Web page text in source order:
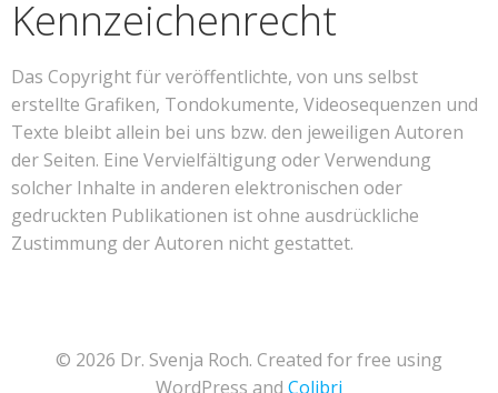
Kennzeichenrecht
Das Copyright für veröffentlichte, von uns selbst
erstellte Grafiken, Tondokumente, Videosequenzen und
Texte bleibt allein bei uns bzw. den jeweiligen Autoren
der Seiten. Eine Vervielfältigung oder Verwendung
solcher Inhalte in anderen elektronischen oder
gedruckten Publikationen ist ohne ausdrückliche
Zustimmung der Autoren nicht gestattet.
© 2026 Dr. Svenja Roch. Created for free using
WordPress and Colibri